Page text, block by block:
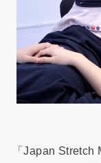
「Japan